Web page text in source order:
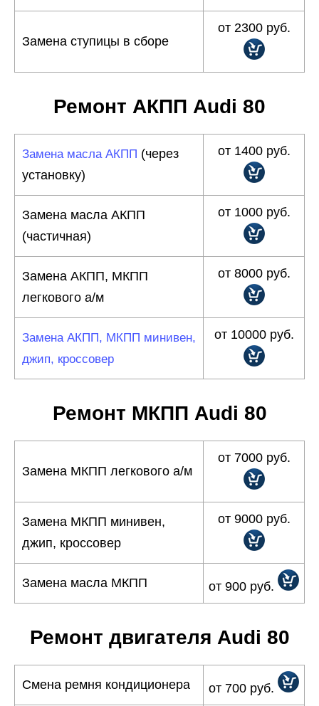
Замена ступицы в сборе
от 2300 руб.
Ремонт АКПП Audi 80
Замена масла АКПП (через
установку)
от 1400 руб.
Замена масла АКПП
(частичная)
от 1000 руб.
Замена АКПП, МКПП
легкового а/м
от 8000 руб.
Замена АКПП, МКПП минивен,
джип, кроссовер
от 10000 руб.
Ремонт МКПП Audi 80
Замена МКПП легкового а/м
от 7000 руб.
Замена МКПП минивен,
джип, кроссовер
от 9000 руб.
Замена масла МКПП от 900 руб.
Ремонт двигателя Audi 80
Смена ремня кондиционера от 700 руб.